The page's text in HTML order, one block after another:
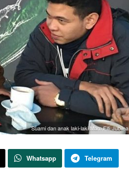
Suami dan anak laki-laki Mam Fifi Jubilea
Whatsapp Telegram